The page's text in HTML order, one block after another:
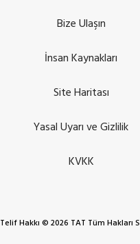
Bize Ulaşın
İnsan Kaynakları
Site Haritası
Yasal Uyarı ve Gizlilik
KVKK
Telif Hakkı © 2026 TAT Tüm Hakları